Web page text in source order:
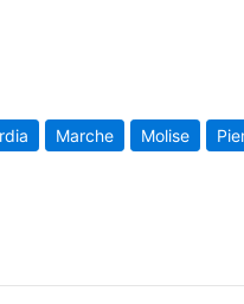
Marche Molise